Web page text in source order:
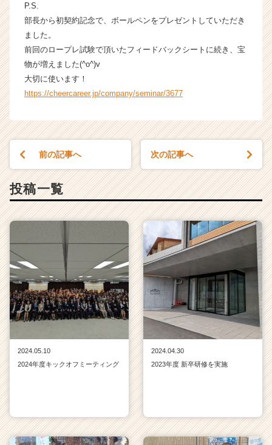
P.S.
部長から初契約記念で、ボールペンをプレゼントしていただき
ました。
前回のロープレ試験で頂いたフィードバックシートに続き、宝
物が増えました(^o^)v
大切に使います！
https://cheercareer.jp/company/seminar/3677
前の記事へ 次の記事へ
投稿一覧
2024.05.10
2024年度キックオフミーティング
2024.04.30
2023年度 新卒研修を実施